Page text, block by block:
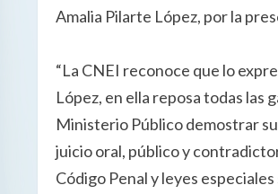
Amalia Pilarte López, por la
“La CNEI reconoce que lo
López, en ella reposa todas las
Ministerio Público demostrar
juicio oral, público y
Código Penal y leyes